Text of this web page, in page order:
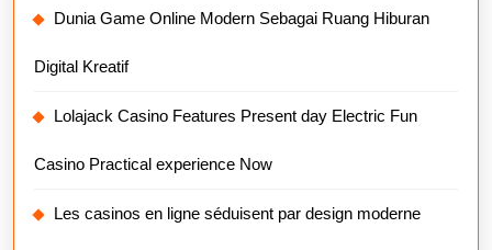
Dunia Game Online Modern Sebagai Ruang Hiburan
Digital Kreatif
Lolajack Casino Features Present day Electric Fun
Casino Practical experience Now
Les casinos en ligne séduisent par design moderne